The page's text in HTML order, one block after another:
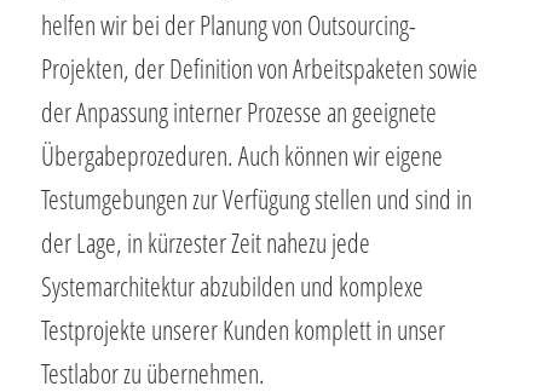
helfen wir bei der Planung von Outsourcing-
Projekten, der Definition von Arbeitspaketen sowie
der Anpassung interner Prozesse an geeignete
Übergabeprozeduren. Auch können wir eigene
Testumgebungen zur Verfügung stellen und sind in
der Lage, in kürzester Zeit nahezu jede
Systemarchitektur abzubilden und komplexe
Testprojekte unserer Kunden komplett in unser
Testlabor zu übernehmen.